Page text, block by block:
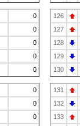
0
0
0
0
0
0
0
0
126
127
128
129
130
131
132
133